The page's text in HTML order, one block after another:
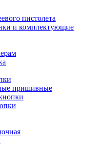
пистолета
и комплектующие
пришивные